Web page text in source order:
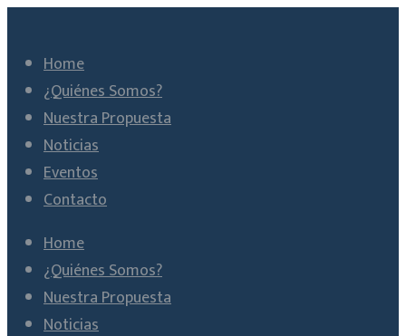
Home
¿Quiénes Somos?
Nuestra Propuesta
Noticias
Eventos
Contacto
Home
¿Quiénes Somos?
Nuestra Propuesta
Noticias